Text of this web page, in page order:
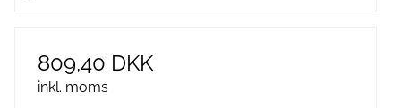
809,40 DKK
inkl. moms